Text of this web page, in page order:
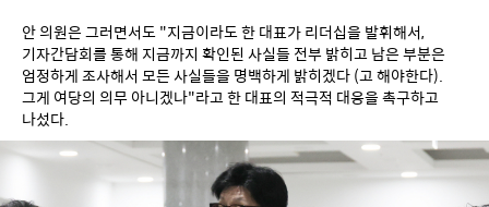
안 의원은 그러면서도 "지금이라도 한 대표가 리더십을 발휘해서,
기자간담회를 통해 지금까지 확인된 사실들 전부 밝히고 남은 부분은
엄정하게 조사해서 모든 사실들을 명백하게 밝히겠다 (고 해야한다).
그게 여당의 의무 아니겠나"라고 한 대표의 적극적 대응을 촉구하고
나섰다.